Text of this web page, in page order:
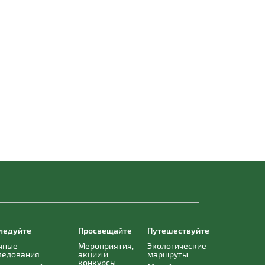
Просвещайте
Мероприятия,
акции и
конкурсы
Путешествуйте
Экологические
маршруты